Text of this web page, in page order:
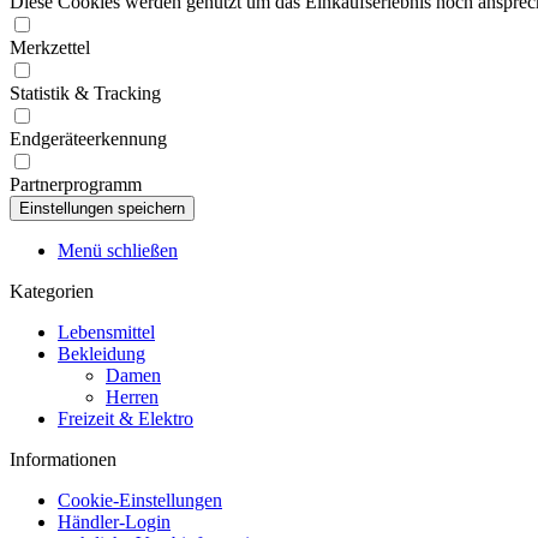
Merkzettel
Statistik & Tracking
Endgeräteerkennung
Partnerprogramm
Menü schließen
Kategorien
Lebensmittel
Bekleidung
Damen
Herren
Freizeit & Elektro
Informationen
Cookie-Einstellungen
Händler-Login